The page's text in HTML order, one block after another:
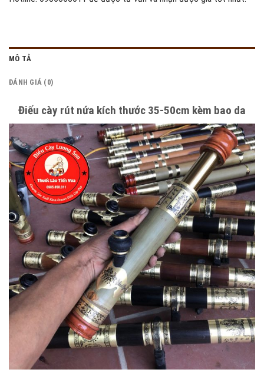
MÔ TẢ
ĐÁNH GIÁ (0)
Điếu cày rút nứa kích thước 35-50cm kèm bao da